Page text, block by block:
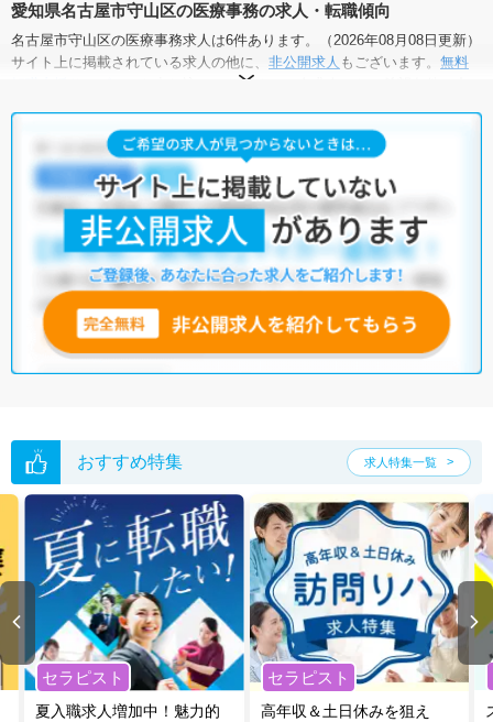
愛知県名古屋市守山区の医療事務の求人・転職傾向
名古屋市守山区の医療事務求人は6件あります。（2026年08月08日更新）
サイト上に掲載されている求人の他に、 非公開求人 もございます。 無料
にお申し込みいただくと、全求人からご希望条件に合
名古屋市守山区の医療事務求人では以下のような条件が人気です。
土日祝休・積極採用中・ 残業少なめ 正社員(正職員)
・クリニック
他の条件でも人気の求人がございますので、「こだわり条件」から検索
いただくか、お気軽にお問い合わせください。
全国の医療事務求人から検索いただくことも可能です。
無料転職支援サービス
にお申し込みいただくと、ご希望条件をヒアリン
グした上で求人をご提案いたします。
ご希望条件がまだ定まっていない方は人気の希望条件をピックアップし
い。
おすすめ特集 求人特集一覧
セラピスト
夏入職求人増加中！魅力的
セラピスト
高年収＆土日休みを狙え